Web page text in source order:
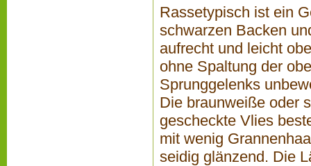
Rassetypisch ist ein
schwarzen Backen
aufrecht und leicht
ohne Spaltung der
Sprunggelenks
Die braunweiße oder
gescheckte Vlies
mit wenig
seidig glänzend. Die